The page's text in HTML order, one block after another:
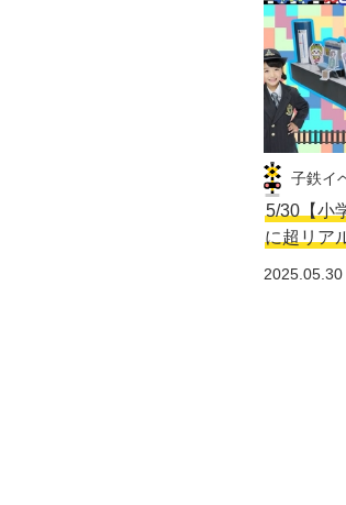
子鉄イ
5/30【小
に超リア
2025.05.30